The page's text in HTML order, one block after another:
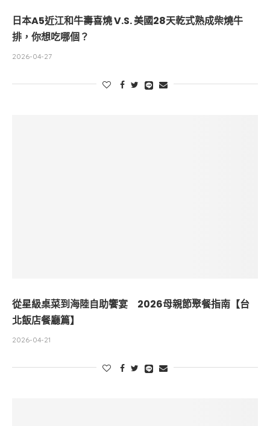
日本A5近江和牛壽喜燒 V.S. 美國28天乾式熟成柴燒牛
排，你想吃哪個？
2026-04-27
從星級桌菜到海陸自助饗宴 2026母親節聚餐指南【台
北飯店餐廳篇】
2026-04-21